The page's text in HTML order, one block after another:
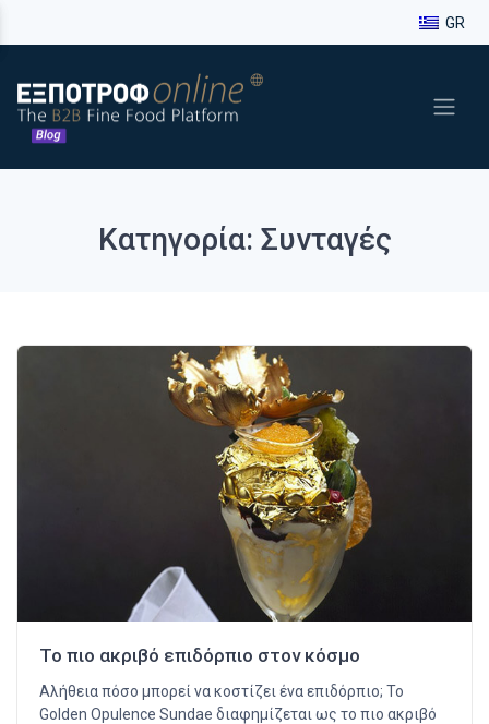
GR
Κατηγορία: Συνταγές
Το πιο ακριβό επιδόρπιο στον κόσμο
Αλήθεια πόσο μπορεί να κοστίζει ένα επιδόρπιο; Το
Golden Opulence Sundae διαφημίζεται ως το πιο ακριβό